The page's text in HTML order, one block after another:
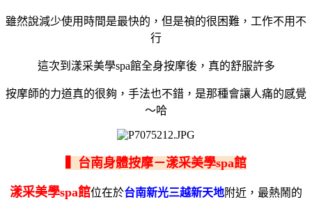
雖然說減少使用時間是最快的，但是禎的很困難，工作不用不
行
這次到漾采美學spa館全身按摩後，真的舒服許多
按摩師的力道真的很夠，手法也不錯，是那種會讓人痛的感覺
～哈
▍台南身體按摩－漾采美學spa館
漾采美學spa館位在於台南新光三越新天地附近，最熱鬧的